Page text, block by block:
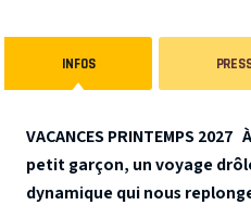
INFOS
VACANCES PRINTEMPS 2027
petit garçon, un voyage
dynamique qui nous